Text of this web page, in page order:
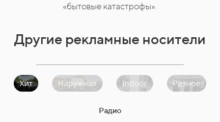
«бытовые катастрофы».
Другие рекламные носители
Хит Наружная Indoor Разное
Радио